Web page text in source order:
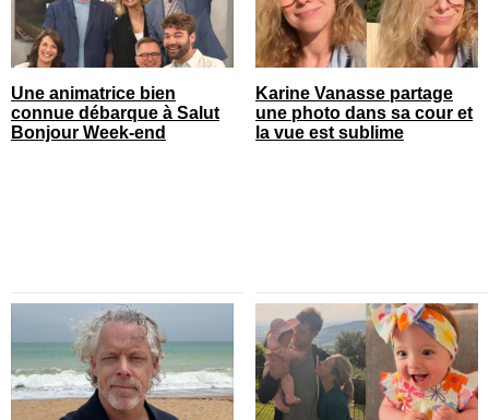
Une animatrice bien
connue débarque à Salut
Bonjour Week-end
Karine Vanasse partage
une photo dans sa cour et
la vue est sublime